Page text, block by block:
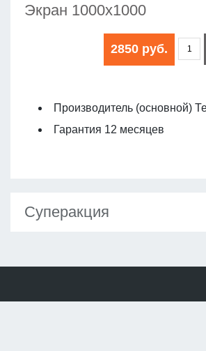
Экран 1000х1000
2850 руб.
Производитель (основной)
Гарантия 12 месяцев
Суперакция